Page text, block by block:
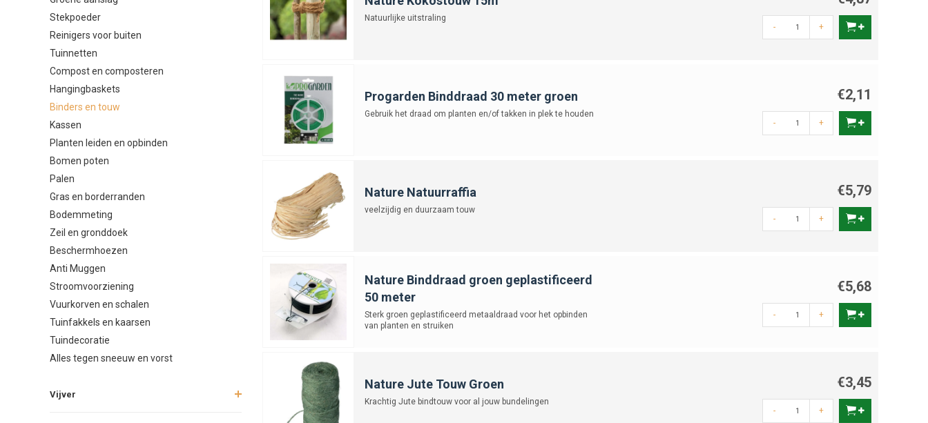
Stekpoeder
Reinigers voor buiten
Tuinnetten
Compost en composteren
Hangingbaskets
Binders en touw
Kassen
Planten leiden en opbinden
Bomen poten
Palen
Gras en borderranden
Bodemmeting
Zeil en gronddoek
Beschermhoezen
Anti Muggen
Stroomvoorziening
Vuurkorven en schalen
Tuinfakkels en kaarsen
Tuindecoratie
Alles tegen sneeuw en vorst
Vijver
Natuurlijke uitstraling
- +
Progarden Binddraad 30 meter groen
Gebruik het draad om planten en/of takken in plek te houden
€2,11
- +
Nature Natuurraffia
veelzijdig en duurzaam touw
€5,79
- +
Nature Binddraad groen geplastificeerd
50 meter
Sterk groen geplastificeerd metaaldraad voor het opbinden
van planten en struiken
€5,68
- +
Nature Jute Touw Groen
Krachtig Jute bindtouw voor al jouw bundelingen
€3,45
- +